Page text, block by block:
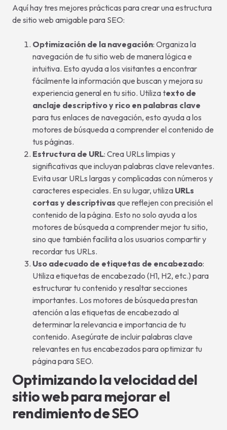
Aquí hay tres mejores prácticas para crear una estructura
de sitio web amigable para SEO:
Optimización de la navegación: Organiza la
navegación de tu sitio web de manera lógica e
intuitiva. Esto ayuda a los visitantes a encontrar
fácilmente la información que buscan y mejora su
experiencia general en tu sitio. Utiliza texto de
anclaje descriptivo y rico en palabras clave
para tus enlaces de navegación, esto ayuda a los
motores de búsqueda a comprender el contenido de
tus páginas.
Estructura de URL: Crea URLs limpias y
significativas que incluyan palabras clave relevantes.
Evita usar URLs largas y complicadas con números y
caracteres especiales. En su lugar, utiliza URLs
cortas y descriptivas que reflejen con precisión el
contenido de la página. Esto no solo ayuda a los
motores de búsqueda a comprender mejor tu sitio,
sino que también facilita a los usuarios compartir y
recordar tus URLs.
Uso adecuado de etiquetas de encabezado:
Utiliza etiquetas de encabezado (H1, H2, etc.) para
estructurar tu contenido y resaltar secciones
importantes. Los motores de búsqueda prestan
atención a las etiquetas de encabezado al
determinar la relevancia e importancia de tu
contenido. Asegúrate de incluir palabras clave
relevantes en tus encabezados para optimizar tu
página para SEO.
Optimizando la velocidad del
sitio web para mejorar el
rendimiento de SEO